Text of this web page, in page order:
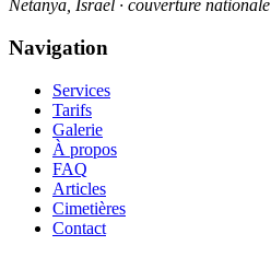
Netanya, Israël · couverture nationale
Navigation
Services
Tarifs
Galerie
À propos
FAQ
Articles
Cimetières
Contact